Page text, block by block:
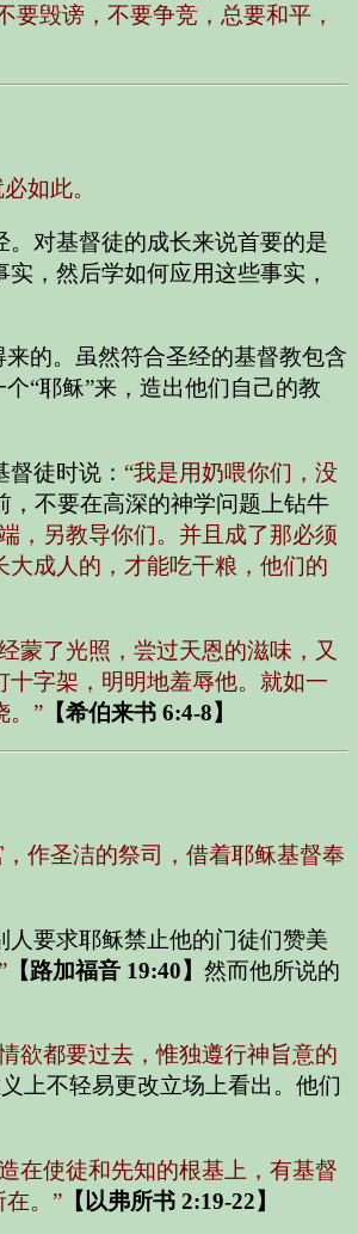
要毁谤，不要争竞，总要和平，
如此。
对基督徒的成长来说首要的是
，然后学如何应用这些事实，
的。虽然符合圣经的基督教包含
“耶稣”来，造出他们自己的教
徒时说： “我是用奶喂你们，没
，不要在高深的神学问题上钻牛
，另教导你们。并且成了那必须
大成人的，才能吃干粮，他们的
蒙了光照，尝过天恩的滋味，又
十字架，明明地羞辱他。就如一
。” 【希伯来书 6:4-8】
作圣洁的祭司，借着耶稣基督奉
要求耶稣禁止他的门徒们赞美
【路加福音 19:40】 然而他所说的
欲都要过去，惟独遵行神旨意的
上不轻易更改立场上看出。他们
在使徒和先知的根基上，有基督
。” 【以弗所书 2:19-22】